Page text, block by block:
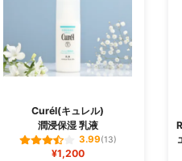
Curél(キュレル)
潤浸保湿 乳液
3.99(13)
¥1,200